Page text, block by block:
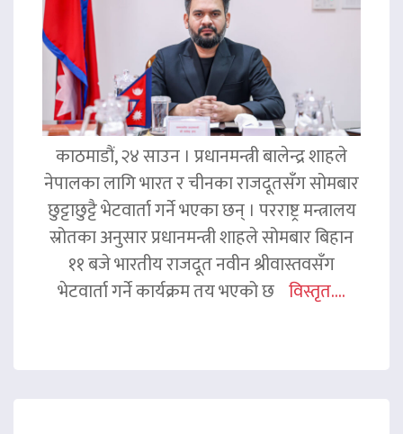
काठमाडौं, २४ साउन । प्रधानमन्त्री बालेन्द्र शाहले
नेपालका लागि भारत र चीनका राजदूतसँग सोमबार
छुट्टाछुट्टै भेटवार्ता गर्ने भएका छन् । परराष्ट्र मन्त्रालय
स्रोतका अनुसार प्रधानमन्त्री शाहले सोमबार बिहान
११ बजे भारतीय राजदूत नवीन श्रीवास्तवसँग
भेटवार्ता गर्ने कार्यक्रम तय भएको छ विस्तृत....